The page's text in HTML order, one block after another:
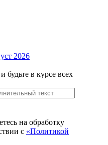
2026
в курсе всех
на обработку
с «Политикой